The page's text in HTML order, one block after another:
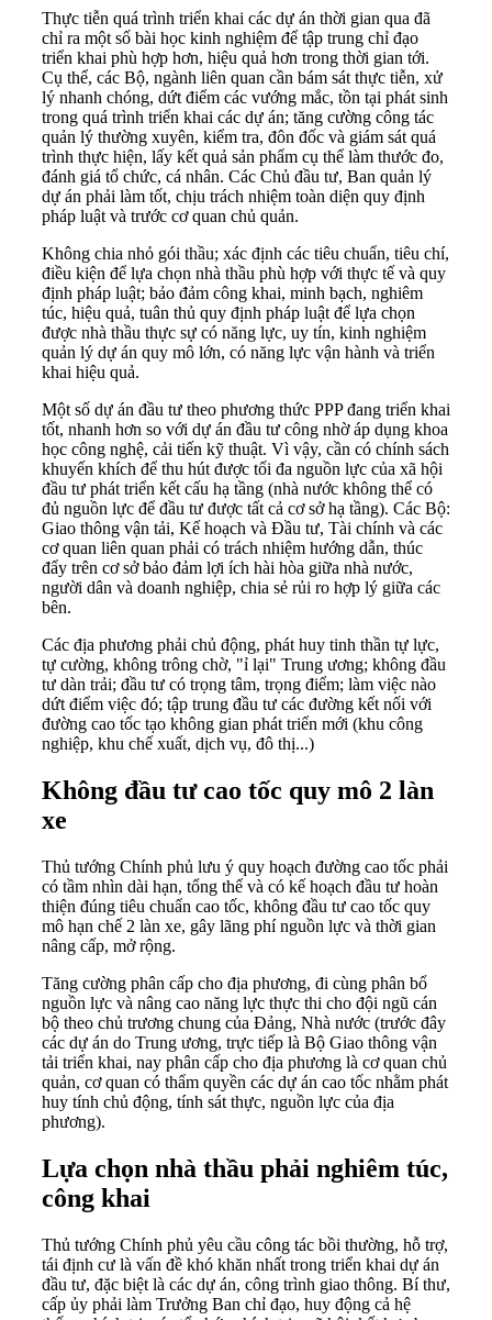
Thực tiễn quá trình triển khai các dự án thời gian qua đã
chỉ ra một số bài học kinh nghiệm để tập trung chỉ đạo
triển khai phù hợp hơn, hiệu quả hơn trong thời gian tới.
Cụ thể, các Bộ, ngành liên quan cần bám sát thực tiễn, xử
lý nhanh chóng, dứt điểm các vướng mắc, tồn tại phát sinh
trong quá trình triển khai các dự án; tăng cường công tác
quản lý thường xuyên, kiểm tra, đôn đốc và giám sát quá
trình thực hiện, lấy kết quả sản phẩm cụ thể làm thước đo,
đánh giá tổ chức, cá nhân. Các Chủ đầu tư, Ban quản lý
dự án phải làm tốt, chịu trách nhiệm toàn diện quy định
pháp luật và trước cơ quan chủ quản.
Không chia nhỏ gói thầu; xác định các tiêu chuẩn, tiêu chí,
điều kiện để lựa chọn nhà thầu phù hợp với thực tế và quy
định pháp luật; bảo đảm công khai, minh bạch, nghiêm
túc, hiệu quả, tuân thủ quy định pháp luật để lựa chọn
được nhà thầu thực sự có năng lực, uy tín, kinh nghiệm
quản lý dự án quy mô lớn, có năng lực vận hành và triển
khai hiệu quả.
Một số dự án đầu tư theo phương thức PPP đang triển khai
tốt, nhanh hơn so với dự án đầu tư công nhờ áp dụng khoa
học công nghệ, cải tiến kỹ thuật. Vì vậy, cần có chính sách
khuyến khích để thu hút được tối đa nguồn lực của xã hội
đầu tư phát triển kết cấu hạ tầng (nhà nước không thể có
đủ nguồn lực để đầu tư được tất cả cơ sở hạ tầng). Các Bộ:
Giao thông vận tải, Kế hoạch và Đầu tư, Tài chính và các
cơ quan liên quan phải có trách nhiệm hướng dẫn, thúc
đẩy trên cơ sở bảo đảm lợi ích hài hòa giữa nhà nước,
người dân và doanh nghiệp, chia sẻ rủi ro hợp lý giữa các
bên.
Các địa phương phải chủ động, phát huy tinh thần tự lực,
tự cường, không trông chờ, "ỉ lại" Trung ương; không đầu
tư dàn trải; đầu tư có trọng tâm, trọng điểm; làm việc nào
dứt điểm việc đó; tập trung đầu tư các đường kết nối với
đường cao tốc tạo không gian phát triển mới (khu công
nghiệp, khu chế xuất, dịch vụ, đô thị...)
Không đầu tư cao tốc quy mô 2 làn
xe
Thủ tướng Chính phủ lưu ý quy hoạch đường cao tốc phải
có tầm nhìn dài hạn, tổng thể và có kế hoạch đầu tư hoàn
thiện đúng tiêu chuẩn cao tốc, không đầu tư cao tốc quy
mô hạn chế 2 làn xe, gây lãng phí nguồn lực và thời gian
nâng cấp, mở rộng.
Tăng cường phân cấp cho địa phương, đi cùng phân bổ
nguồn lực và nâng cao năng lực thực thi cho đội ngũ cán
bộ theo chủ trương chung của Đảng, Nhà nước (trước đây
các dự án do Trung ương, trực tiếp là Bộ Giao thông vận
tải triển khai, nay phân cấp cho địa phương là cơ quan chủ
quản, cơ quan có thẩm quyền các dự án cao tốc nhằm phát
huy tính chủ động, tính sát thực, nguồn lực của địa
phương).
Lựa chọn nhà thầu phải nghiêm túc,
công khai
Thủ tướng Chính phủ yêu cầu công tác bồi thường, hỗ trợ,
tái định cư là vấn đề khó khăn nhất trong triển khai dự án
đầu tư, đặc biệt là các dự án, công trình giao thông. Bí thư,
cấp ủy phải làm Trưởng Ban chỉ đạo, huy động cả hệ